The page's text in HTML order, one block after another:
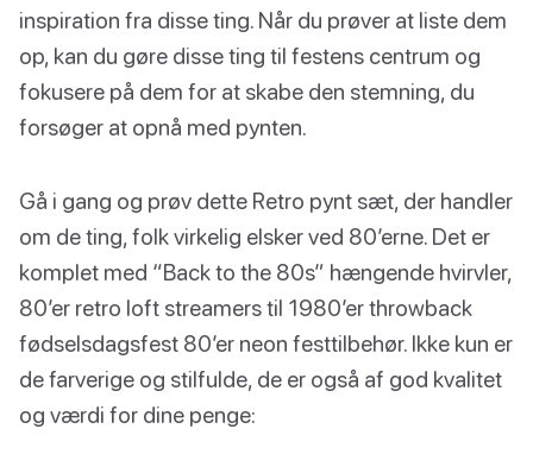
inspiration fra disse ting. Når du prøver at liste dem
op, kan du gøre disse ting til festens centrum og
fokusere på dem for at skabe den stemning, du
forsøger at opnå med pynten.
Gå i gang og prøv dette Retro pynt sæt, der handler
om de ting, folk virkelig elsker ved 80’erne. Det er
komplet med “Back to the 80s” hængende hvirvler,
80’er retro loft streamers til 1980’er throwback
fødselsdagsfest 80’er neon festtilbehør. Ikke kun er
de farverige og stilfulde, de er også af god kvalitet
og værdi for dine penge: